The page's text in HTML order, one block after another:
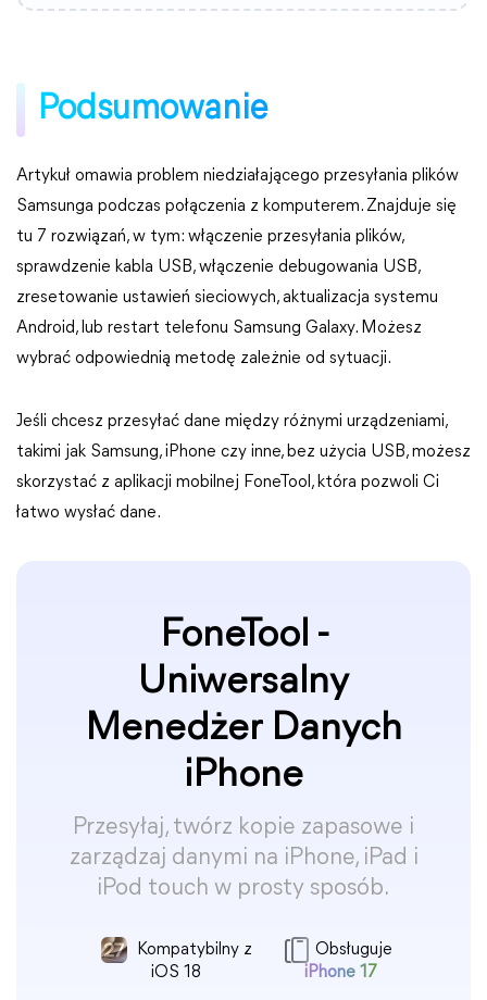
Podsumowanie
Artykuł omawia problem niedziałającego przesyłania plików
Samsunga podczas połączenia z komputerem. Znajduje się
tu 7 rozwiązań, w tym: włączenie przesyłania plików,
sprawdzenie kabla USB, włączenie debugowania USB,
zresetowanie ustawień sieciowych, aktualizacja systemu
Android, lub restart telefonu Samsung Galaxy. Możesz
wybrać odpowiednią metodę zależnie od sytuacji.
Jeśli chcesz przesyłać dane między różnymi urządzeniami,
takimi jak Samsung, iPhone czy inne, bez użycia USB, możesz
skorzystać z aplikacji mobilnej FoneTool, która pozwoli Ci
łatwo wysłać dane.
FoneTool -
Uniwersalny
Menedżer Danych
iPhone
Przesyłaj, twórz kopie zapasowe i
zarządzaj danymi na iPhone, iPad i
iPod touch w prosty sposób.
Kompatybilny z
iOS 18
Obsługuje
iPhone 17